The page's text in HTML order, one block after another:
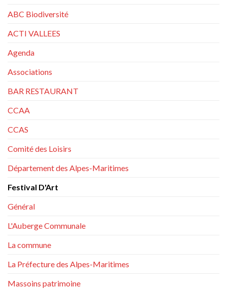
ABC Biodiversité
ACTI VALLEES
Agenda
Associations
BAR RESTAURANT
CCAA
CCAS
Comité des Loisirs
Département des Alpes-Maritimes
Festival D'Art
Général
L'Auberge Communale
La commune
La Préfecture des Alpes-Maritimes
Massoins patrimoine